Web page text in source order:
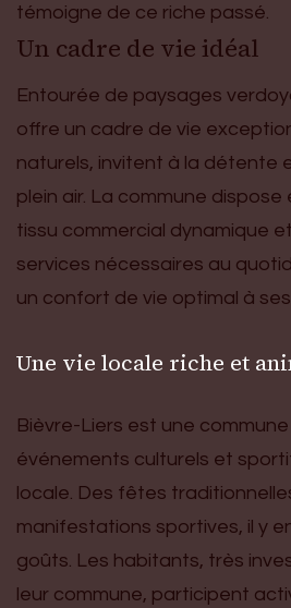
témoigne de ce riche passé.
Un cadre de vie idéal
Entourée de paysages
offre un cadre de vie
naturels, invitent à la détente
plein air. La commune dispose
tissu commercial dynamique
services nécessaires au
un confort de vie optimal à
Une vie locale riche et
Bièvre-Liers est une
événements culturels et
locale. Des fêtes
manifestations sportives, il y
goûts. Les habitants, très
leur commune, participent